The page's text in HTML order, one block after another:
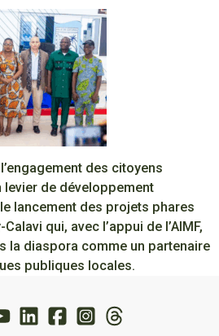
des citoyens
levier de développement
lancement des projets phares
qui, avec l’appui de l’AIMF,
la diaspora comme un partenaire
publiques locales.